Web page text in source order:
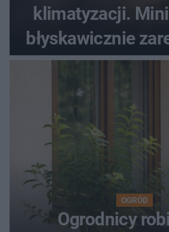
klimatyzacji.
błyskawicznie
OGRÓD
Ogrodnicy